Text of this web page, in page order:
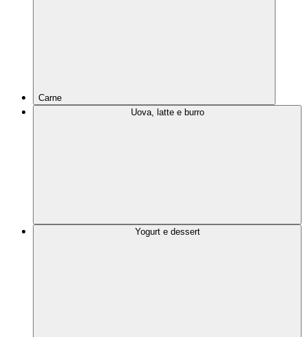
Carne
Uova, latte e burro
Yogurt e dessert